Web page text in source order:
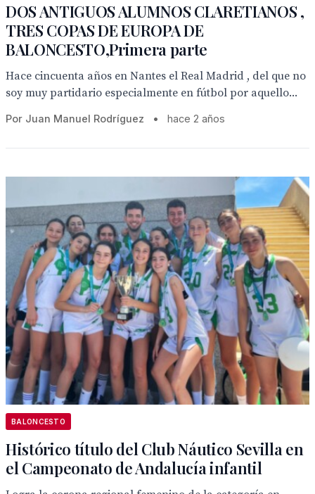
DOS ANTIGUOS ALUMNOS CLARETIANOS ,
TRES COPAS DE EUROPA DE
BALONCESTO,Primera parte
Hace cincuenta años en Nantes el Real Madrid , del que no
soy muy partidario especialmente en fútbol por aquello...
Por Juan Manuel Rodríguez • hace 2 años
BALONCESTO
Histórico título del Club Náutico Sevilla en
el Campeonato de Andalucía infantil